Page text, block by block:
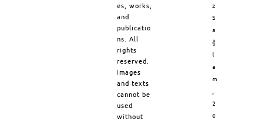
es, works,
and
publicatio
ns. All
rights
reserved.
Images
and texts
cannot be
used
without
z
S
a
ğ
l
a
m
,
2
0